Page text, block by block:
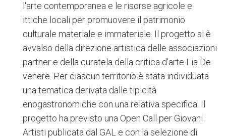
l'arte contemporanea e le risorse agricole e
ittiche locali per promuovere il patrimonio
culturale materiale e immateriale. Il progetto si è
avvalso della direzione artistica delle associazioni
partner e della curatela della critica d'arte Lia De
venere. Per ciascun territorio è stata individuata
una tematica derivata dalle tipicità
enogastronomiche con una relativa specifica. Il
progetto ha previsto una Open Call per Giovani
Artisti publicata dal GAL e con la selezione di